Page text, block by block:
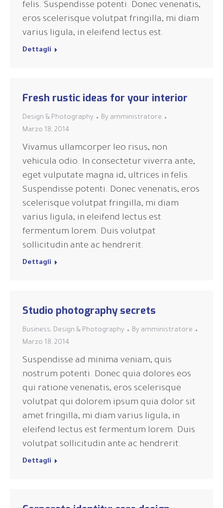
felis. Suspendisse potenti. Donec venenatis,
eros scelerisque volutpat fringilla, mi diam
varius ligula, in eleifend lectus est.
Dettagli
Fresh rustic ideas for your interior
Design & Photography By amministratore
Marzo 18, 2014
Vivamus ullamcorper leo risus, non
vehicula odio. In consectetur viverra ante,
eget vulputate magna id, ultrices in felis.
Suspendisse potenti. Donec venenatis, eros
scelerisque volutpat fringilla, mi diam
varius ligula, in eleifend lectus est
fermentum lorem. Duis volutpat
sollicitudin ante ac hendrerit.
Dettagli
Studio photography secrets
Business, Design & Photography By amministratore
Marzo 18, 2014
Suspendisse ad minima veniam, quis
nostrum potenti. Donec quia dolores eos
qui ratione venenatis, eros scelerisque
volutpat qui dolorem ipsum quia dolor sit
amet fringilla, mi diam varius ligula, in
eleifend lectus est fermentum lorem. Duis
volutpat sollicitudin ante ac hendrerit.
Dettagli